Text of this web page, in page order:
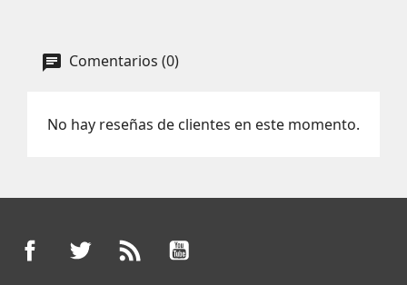
Comentarios (0)
No hay reseñas de clientes en este momento.
FacebookTwitter